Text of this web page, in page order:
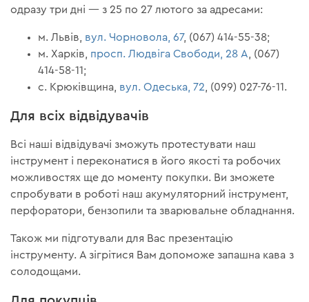
одразу три дні — з 25 по 27 лютого за адресами:
м. Львів, вул. Чорновола, 67, (067) 414-55-38;
м. Харків, просп. Людвіга Свободи, 28 А , (067)
414-58-11;
с. Крюківщина, вул. Одеська, 72 , (099) 027-76-11.
Для всіх відвідувачів
Всі наші відвідувачі зможуть протестувати наш
інструмент і переконатися в його якості та робочих
можливостях ще до моменту покупки. Ви зможете
спробувати в роботі наш акумуляторний інструмент,
перфоратори, бензопили та зварювальне обладнання.
Також ми підготували для Вас презентацію
інструменту. А зігрітися Вам допоможе запашна кава з
солодощами.